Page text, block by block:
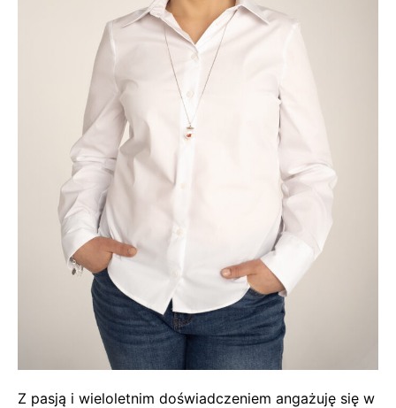
Z pasją i wieloletnim doświadczeniem angażuję się w